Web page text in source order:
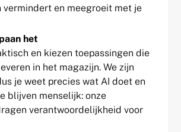
vermindert en meegroeit met je
het
en kiezen toepassingen die
in het magazijn. We zijn
je weet precies wat AI doet en
blijven menselijk: onze
verantwoordelijkheid voor